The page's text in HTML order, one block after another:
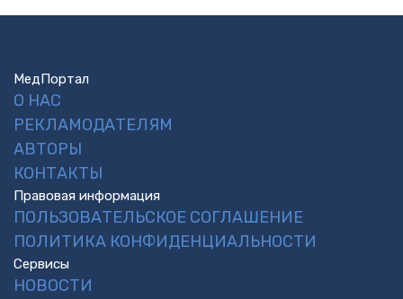
МедПортал
О НАС
РЕКЛАМОДАТЕЛЯМ
АВТОРЫ
КОНТАКТЫ
Правовая информация
ПОЛЬЗОВАТЕЛЬСКОЕ СОГЛАШЕНИЕ
ПОЛИТИКА КОНФИДЕНЦИАЛЬНОСТИ
Сервисы
НОВОСТИ